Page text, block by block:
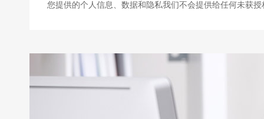
您提供的个人信息、数据和隐私我们不会提供给任何未获